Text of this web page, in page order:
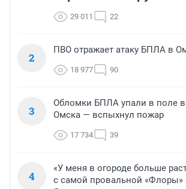
29 011 22
2
ПВО отражает атаку БПЛА в
18 977 90
3
Обломки БПЛА упали в поле в
Омска — вспыхнул пожар
17 734 39
4
«У меня в огороде больше
с самой провальной «Флоры»